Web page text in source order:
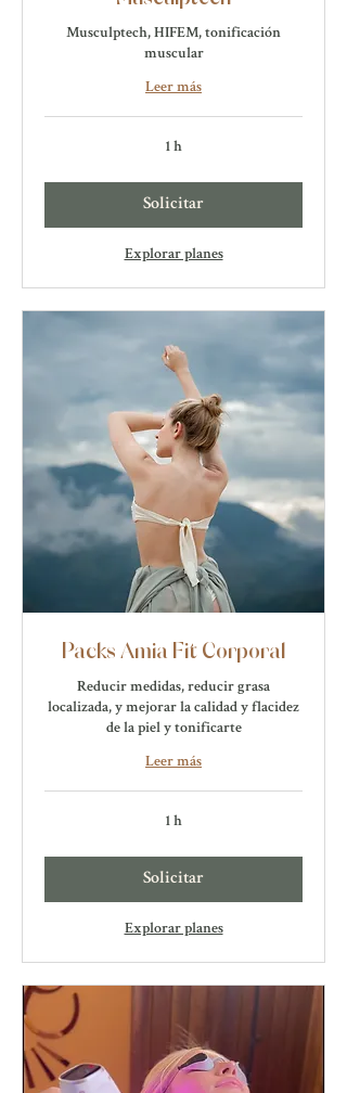
Musculptech, HIFEM, tonificación
muscular
Leer más
1 h
Solicitar
Explorar planes
Packs Amia Fit Corporal
Reducir medidas, reducir grasa
localizada, y mejorar la calidad y flacidez
de la piel y tonificarte
Leer más
1 h
Solicitar
Explorar planes